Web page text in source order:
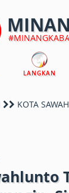
LANGKAN
KOTA